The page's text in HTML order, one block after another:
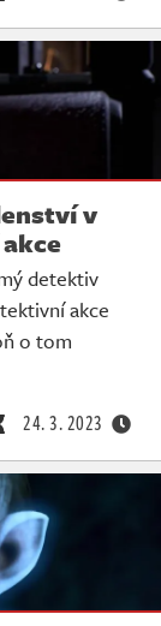
v
detektiv
akce
o tom
24. 3. 2023